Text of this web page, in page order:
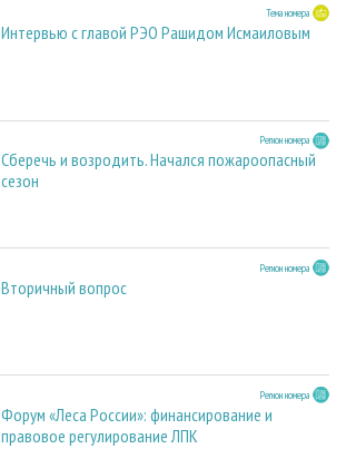
Тема номера
Интервью с главой РЭО Рашидом Исмаиловым
Регион номера
Сберечь и возродить. Начался пожароопасный
сезон
Регион номера
Вторичный вопрос
Регион номера
Форум «Леса России»: финансирование и
правовое регулирование ЛПК